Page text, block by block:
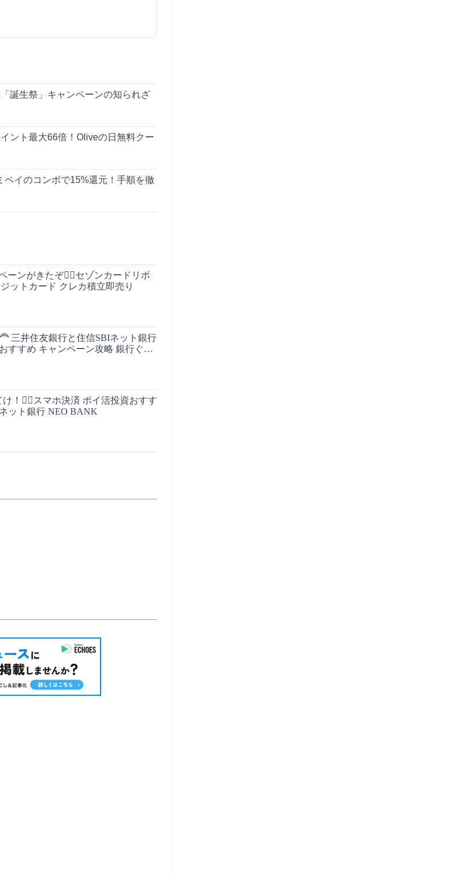
誕生祭」キャンペーンの知られざ
ント最大66倍！Oliveの日無料クー
ペイのコンボで15%還元！手順を徹
ーンがきたぞ🚴‍♀️セゾンカードリボ
ットカード クレカ積立即売り
三井住友銀行と住信SBIネット銀行
すすめ キャンペーン攻略 銀行ぐる
！🧙‍♂️スマホ決済 ポイ活投資おすす
ット銀行 NEO BANK